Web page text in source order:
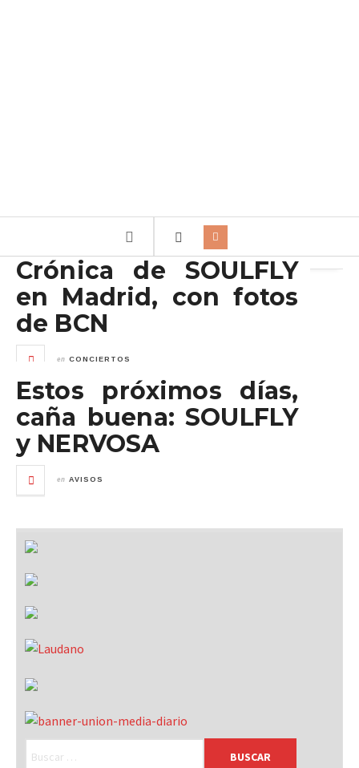
Crónica de SOULFLY
en Madrid, con fotos
de BCN
en CONCIERTOS
Estos próximos días,
caña buena: SOULFLY
y NERVOSA
en AVISOS